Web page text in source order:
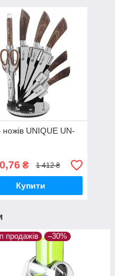
ножів UNIQUE UN-
₴ 1 412 ₴
Купити
продажів –30%